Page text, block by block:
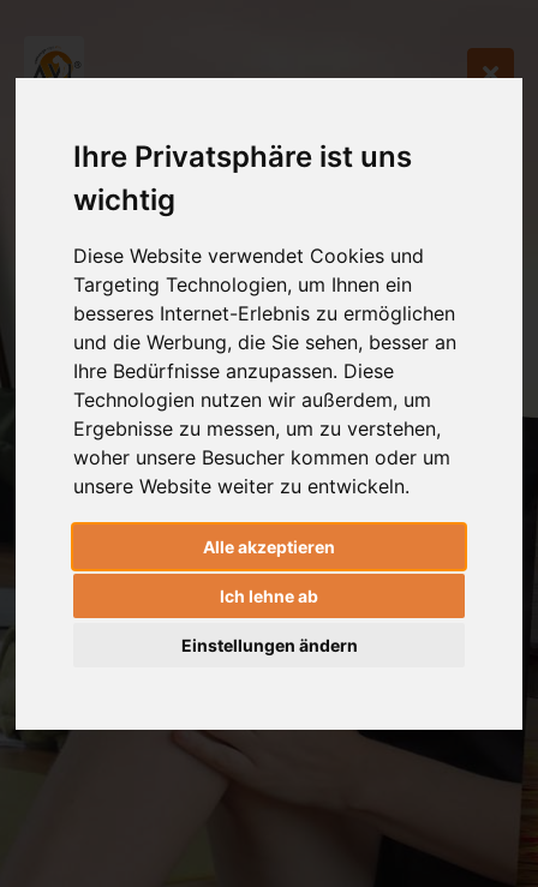
Ihre Privatsphäre ist uns
wichtig
Diese Website verwendet Cookies und
Targeting Technologien, um Ihnen ein
besseres Internet-Erlebnis zu ermöglichen
und die Werbung, die Sie sehen, besser an
Ihre Bedürfnisse anzupassen. Diese
Technologien nutzen wir außerdem, um
Ergebnisse zu messen, um zu verstehen,
woher unsere Besucher kommen oder um
unsere Website weiter zu entwickeln.
Alle akzeptieren
Ich lehne ab
Einstellungen ändern